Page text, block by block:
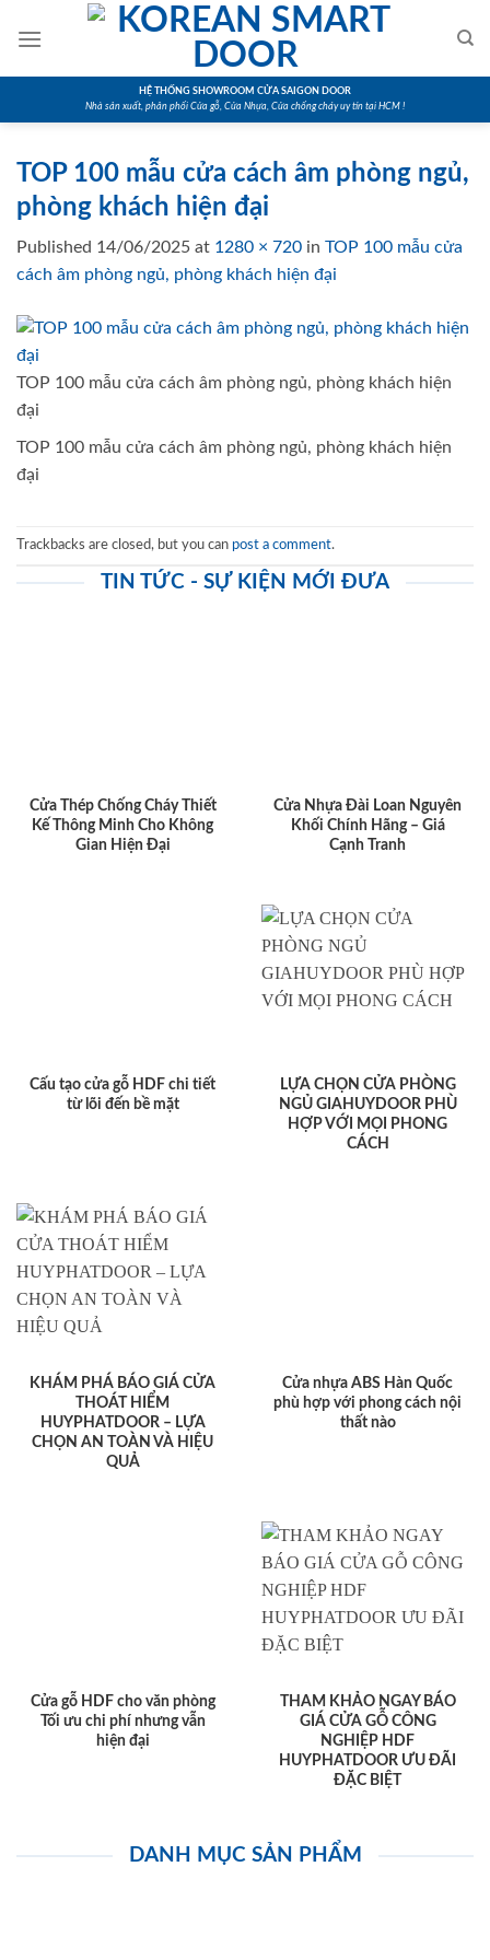
HỆ THỐNG SHOWROOM CỬA SAIGON DOOR
Nhà sản xuất, phân phối Cửa gỗ, Cửa Nhựa, Cửa chống cháy uy tín tại HCM !
TOP 100 mẫu cửa cách âm phòng ngủ,
phòng khách hiện đại
Published 14/06/2025 at 1280 × 720 in TOP 100 mẫu cửa
cách âm phòng ngủ, phòng khách hiện đại
TOP 100 mẫu cửa cách âm phòng ngủ, phòng khách hiện
đại
TOP 100 mẫu cửa cách âm phòng ngủ, phòng khách hiện
đại
Trackbacks are closed, but you can post a comment.
TIN TỨC - SỰ KIỆN MỚI ĐƯA
Cửa Thép Chống Cháy Thiết
Kế Thông Minh Cho Không
Gian Hiện Đại
Cửa Nhựa Đài Loan Nguyên
Khối Chính Hãng – Giá
Cạnh Tranh
Cấu tạo cửa gỗ HDF chi tiết
từ lõi đến bề mặt
LỰA CHỌN CỬA PHÒNG
NGỦ GIAHUYDOOR PHÙ
HỢP VỚI MỌI PHONG
CÁCH
KHÁM PHÁ BÁO GIÁ CỬA
THOÁT HIỂM
HUYPHATDOOR – LỰA
CHỌN AN TOÀN VÀ HIỆU
QUẢ
Cửa nhựa ABS Hàn Quốc
phù hợp với phong cách nội
thất nào
Cửa gỗ HDF cho văn phòng
Tối ưu chi phí nhưng vẫn
hiện đại
THAM KHẢO NGAY BÁO
GIÁ CỬA GỖ CÔNG
NGHIỆP HDF
HUYPHATDOOR ƯU ĐÃI
ĐẶC BIỆT
DANH MỤC SẢN PHẨM